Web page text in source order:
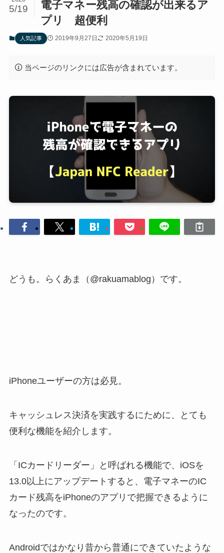
電子マネー残高の確認が出来るア
プリ 超便利
5/19
人気記事 2019年9月27日 2020年5月19日
当ページのリンクには広告が含まれています。
どうも。らくあま（@rakuamablog）です。
iPhoneユーザーの方は必見。
キャッシュレス決済を実践するにために、とても
便利な機能を紹介します。
「 ICカードリーダー 」と呼ばれる機能で、iOSを
13.0以上にアップデートすると、 電子マネーのIC
カード残高をiPhoneのアプリで把握できるように
なったのです。
Androidではかなり昔から普通にできていたような